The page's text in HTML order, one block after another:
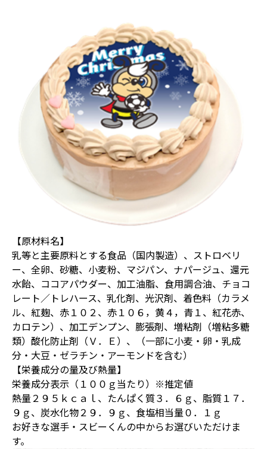
【原材料名】
乳等と主要原料とする食品（国内製造）、ストロベリ
ー、全卵、砂糖、小麦粉、マジパン、ナパージュ、還元
水飴、ココアパウダー、加工油脂、食用調合油、チョコ
レート／トレハース、乳化剤、光沢剤、着色料（カラメ
ル、紅麹、赤１０２、赤１０６，黄４，青１、紅花赤、
カロテン）、加工デンプン、膨張剤、増粘剤（増粘多糖
類）酸化防止剤（Ｖ．Ｅ）、（一部に小麦・卵・乳成
分・大豆・ゼラチン・アーモンドを含む）
【栄養成分の量及び熱量】
栄養成分表示（１００ｇ当たり）※推定値
熱量２９５ｋｃａｌ、たんぱく質３．６ｇ、脂質１７．
９ｇ、炭水化物２９．９ｇ、食塩相当量０．１ｇ
お好きな選手・スビーくんの中からお選びいただけま
す。